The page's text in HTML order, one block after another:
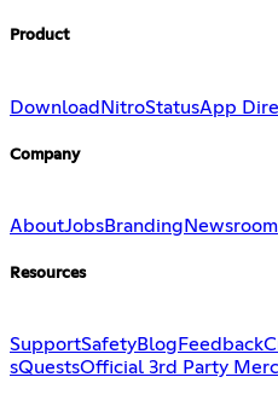
Product
DownloadNitroStatusApp
Company
AboutJobsBranding Newsroom
Resources
SupportSafetyBlog Feedback
sQuestsOfficial 3rd Party